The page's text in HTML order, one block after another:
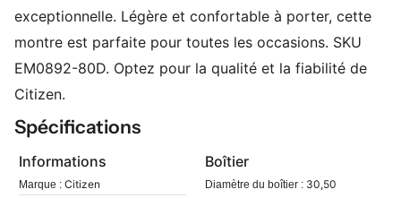
exceptionnelle. Légère et confortable à porter, cette
montre est parfaite pour toutes les occasions. SKU
EM0892-80D. Optez pour la qualité et la fiabilité de
Citizen.
Spécifications
Informations
Marque : Citizen
Boîtier
Diamètre du boîtier : 30,50